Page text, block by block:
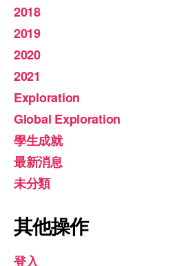
2018
2019
2020
2021
Exploration
Global Exploration
學生成就
最新消息
未分類
其他操作
登入